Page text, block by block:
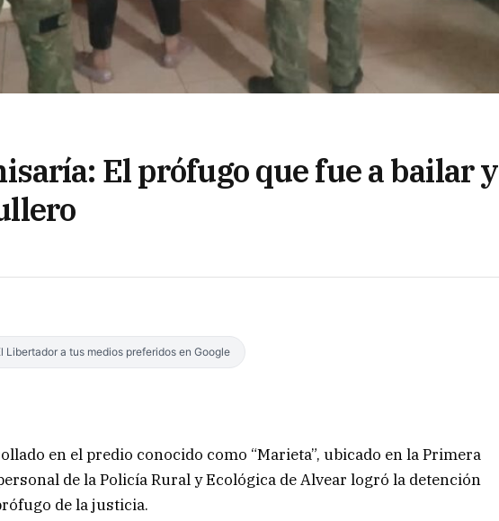
El prófugo que fue a bailar y
Libertador a tus medios preferidos en Google
en el predio conocido como “Marieta”, ubicado en la Primera
de la Policía Rural y Ecológica de Alvear logró la detención
de la justicia.